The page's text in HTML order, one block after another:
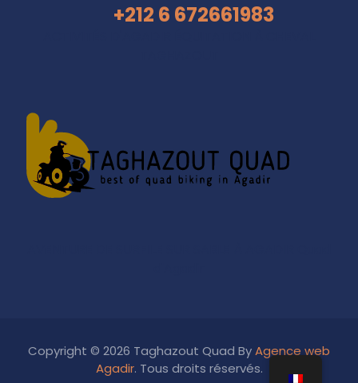
+212 6 672661983
Copyright © 2026 Taghazout Quad ByAgence web
Agadir. Tous droits réservés.